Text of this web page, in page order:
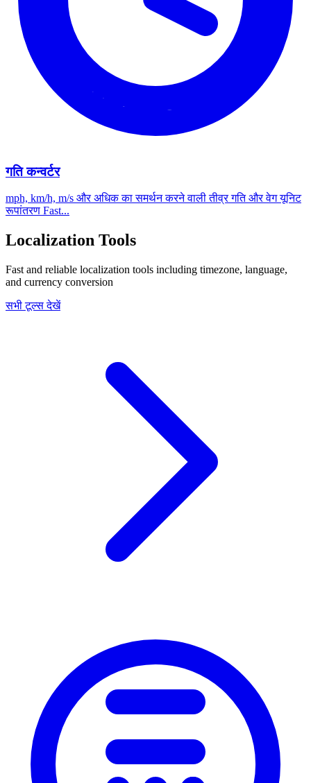
गति कन्वर्टर
mph, km/h, m/s और अधिक का समर्थन करने वाली तीव्र गति और वेग यूनिट
रूपांतरण Fast...
Localization Tools
Fast and reliable localization tools including timezone, language,
and currency conversion
सभी टूल्स देखें